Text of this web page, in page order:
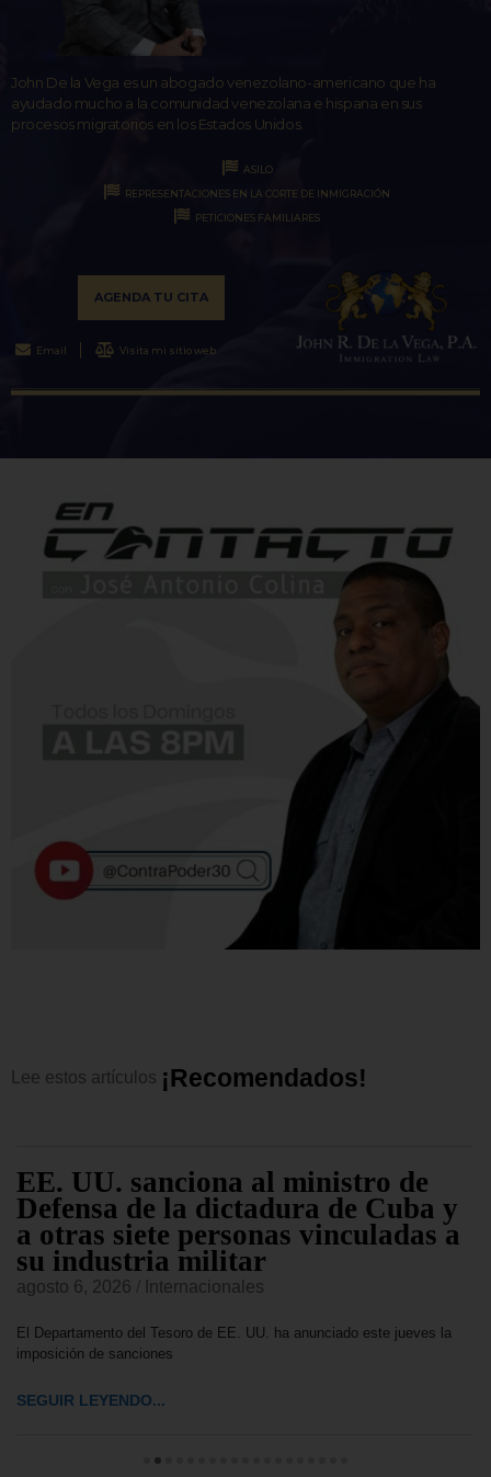
John De la Vega es un abogado venezolano-americano que ha
ayudado mucho a la comunidad venezolana e hispana en sus
procesos migratorios en los Estados Unidos.
ASILO
REPRESENTACIONES EN LA CORTE DE INMIGRACIÓN
PETICIONES FAMILIARES
AGENDA TU CITA
Email Visita mi sitio web
Lee estos artículos ¡Recomend ad os!
EE. UU. sanciona al ministro de
Defensa de la dictadura de Cuba y
a otras siete personas vinculadas a
su industria militar
agosto 6, 2026 Internacionales
El Departamento del Tesoro de EE. UU. ha anunciado este jueves la
imposición de sanciones
SEGUIR LEYENDO...